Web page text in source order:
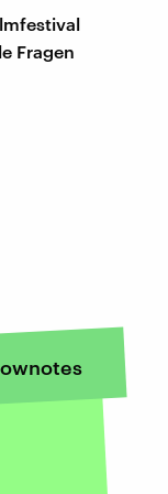
Fragen